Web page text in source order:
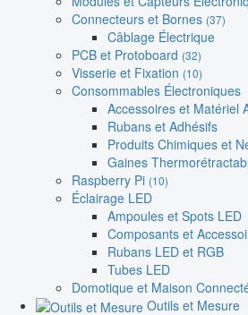
Connecteurs et Bornes (37)
Câblage Électrique
PCB et Protoboard (32)
Visserie et Fixation (10)
Consommables Électroniques
Accessoires et Matériel
Rubans et Adhésifs
Produits Chimiques et
Gaines
Raspberry Pi (10)
Éclairage LED
Ampoules et Spots LED
Composants et
Rubans LED et RGB
Tubes LED
Domotique et Maison
Outils et Mesure